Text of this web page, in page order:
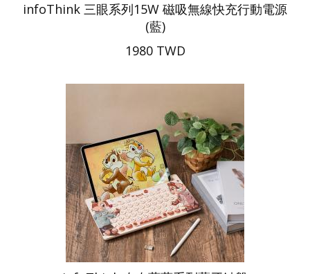
infoThink 三眼系列15W 磁吸無線快充行動電源
(藍)
1980 TWD